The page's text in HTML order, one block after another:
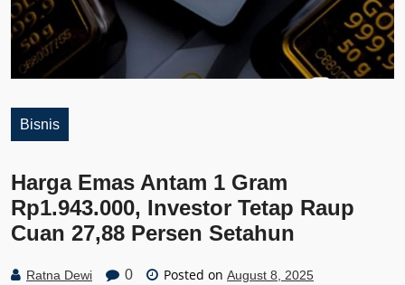
Bisnis
Harga Emas Antam 1 Gram
Rp1.943.000, Investor Tetap Raup
Cuan 27,88 Persen Setahun
Ratna Dewi 0 Posted on August 8, 2025